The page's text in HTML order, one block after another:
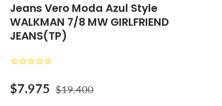
Jeans Vero Moda Azul Style
WALKMAN 7/8 MW GIRLFRIEND
JEANS(TP)
Precio de venta
$7.975 Precio normal
$19.400